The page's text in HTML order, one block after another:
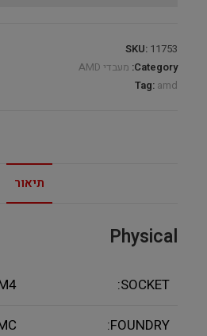
SKU: 11753
Category: מעבדי AMD
Tag: amd
תיאור
Physical
SOCKET:
FOUNDRY: